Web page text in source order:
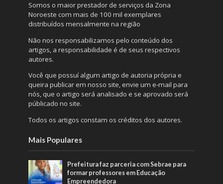
Somos o maior prestador de serviços da Zona
Noroeste com mais de 100 mil exemplares
distribuídos mensalmente na região
Não nos responsabilizamos pelo conteúdo dos
artigos, a responsabilidade é de seus respectivos
autores.
Você que possuí algum artigo de autoria própria e
queira publicar em nosso site, envie um e-mail para
nós, que o artigo será analisado e se aprovado será
públicado no site.
Todos os artigos constam os créditos dos autores.
Mais Populares
Prefeitura faz parceria com Sebrae para
formar professores em Educação
Empreendedora